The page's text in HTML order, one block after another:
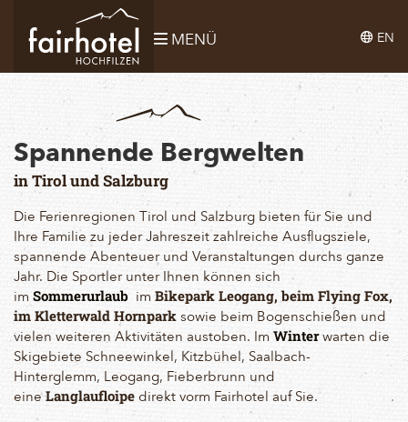
MENÜ EN
Spannende Bergwelten
in Tirol und Salzburg
Die Ferienregionen Tirol und Salzburg bieten für Sie und
Ihre Familie zu jeder Jahreszeit zahlreiche Ausflugsziele,
spannende Abenteuer und Veranstaltungen durchs ganze
Jahr. Die Sportler unter Ihnen können sich
im Sommerurlaub im Bikepark Leogang, beim Flying Fox,
im Kletterwald Hornpark sowie beim Bogenschießen und
vielen weiteren Aktivitäten austoben. Im Winterwarten die
Skigebiete Schneewinkel, Kitzbühel, Saalbach-
Hinterglemm, Leogang, Fieberbrunn und
eineLanglaufloipe direkt vorm Fairhotel auf Sie.